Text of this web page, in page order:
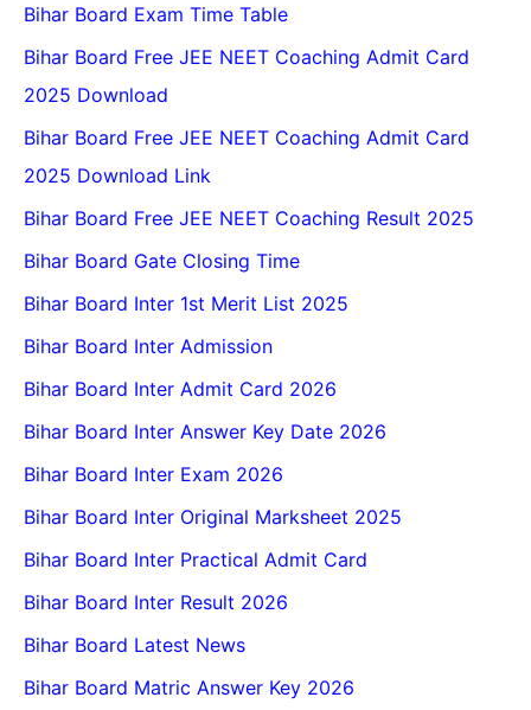
Bihar Board Exam Time Table
Bihar Board Free JEE NEET Coaching Admit Card
2025 Download
Bihar Board Free JEE NEET Coaching Admit Card
2025 Download Link
Bihar Board Free JEE NEET Coaching Result 2025
Bihar Board Gate Closing Time
Bihar Board Inter 1st Merit List 2025
Bihar Board Inter Admission
Bihar Board Inter Admit Card 2026
Bihar Board Inter Answer Key Date 2026
Bihar Board Inter Exam 2026
Bihar Board Inter Original Marksheet 2025
Bihar Board Inter Practical Admit Card
Bihar Board Inter Result 2026
Bihar Board Latest News
Bihar Board Matric Answer Key 2026